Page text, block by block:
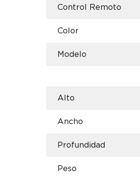
Control Remoto
Color
Modelo
Alto
Ancho
Profundidad
Peso